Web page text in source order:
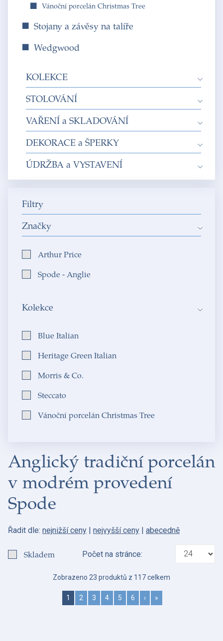
Anglický tradiční porcelán
v modrém provedení
Spode
Řadit dle: nejnižší ceny | nejvyšší ceny | abecedně
Skladem Počet na stránce:
Zobrazeno 23 produktů z 117 celkem
1 2 3 4 5 6 › »
Vánoční porcelán Christmas Tree
Stojany a závěsy na talíře
Wedgwood
KOLEKCE
STOLOVÁNÍ
VAŘENÍ a SKLADOVÁNÍ
DEKORACE a ŠPERKY
ÚDRŽBA a VYSTAVENÍ
Filtry
Značky
Arthur Price
Spode - Anglie
Kolekce
Blue Italian
Heritage Green Italian
Morris & Co.
Steccato
Vánoční porcelán Christmas Tree